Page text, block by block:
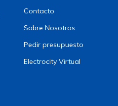
Contacto
Sobre Nosotros
Pedir presupuesto
Electrocity Virtual